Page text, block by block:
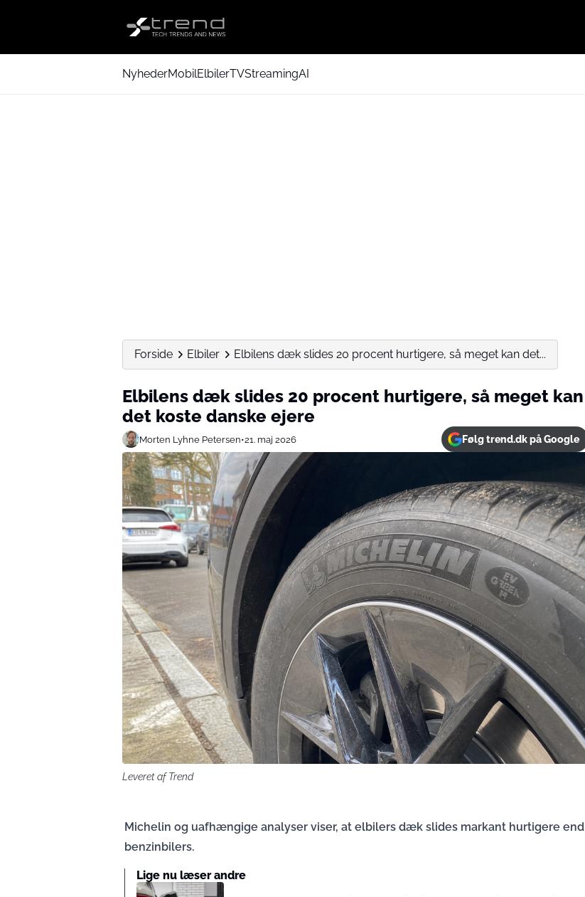
NyhederMobilElbilerTVStreamingAI
Forside Elbiler Elbilens dæk slides 20 procent hurtigere, så meget kan det...
Elbilens dæk slides 20 procent hurtigere, så meget kan
det koste danske ejere
Morten Lyhne Petersen•21. maj 2026 Følg trend.dk på Google
Leveret af Trend
Michelin og uafhængige analyser viser, at elbilers dæk slides markant hurtigere end
benzinbilers.
Lige nu læser andre